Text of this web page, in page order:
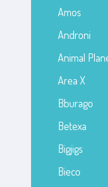
Amos
Androni
Animal
Area X
Bburago
Betexa
Bigjigs
Bieco